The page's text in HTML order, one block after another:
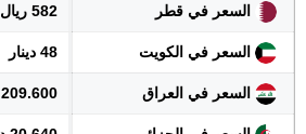
السعر في قطر 582 ريال
السعر في الكويت 48 دينار
السعر في العراق 209.600 دينار